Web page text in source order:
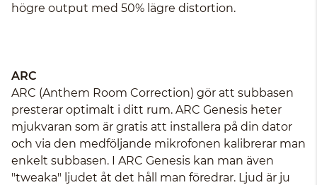
högre output med 50% lägre distortion.
ARC
ARC (Anthem Room Correction) gör att subbasen
presterar optimalt i ditt rum. ARC Genesis heter
mjukvaran som är gratis att installera på din dator
och via den medföljande mikrofonen kalibrerar man
enkelt subbasen. I ARC Genesis kan man även
"tweaka" ljudet åt det håll man föredrar. Ljud är ju